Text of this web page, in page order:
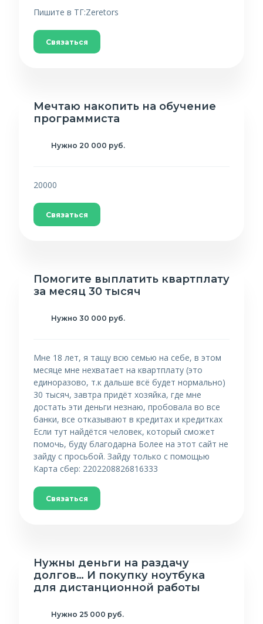
Пишите в ТГ:Zeretors
Связаться
Мечтаю накопить на обучение
программиста
Нужно 20 000 руб.
20000
Связаться
Помогите выплатить квартплату
за месяц 30 тысяч
Нужно 30 000 руб.
Мне 18 лет, я тащу всю семью на себе, в этом
месяце мне нехватает на квартплату (это
единоразово, т.к дальше всё будет нормально)
30 тысяч, завтра придёт хозяйка, где мне
достать эти деньги незнаю, пробовала во все
банки, все отказывают в кредитах и кредитках
Если тут найдётся человек, который сможет
помочь, буду благодарна Более на этот сайт не
зайду с просьбой. Зайду только с помощью
Карта сбер: 2202208826816333
Связаться
Нужны деньги на раздачу
долгов… И покупку ноутбука
для дистанционной работы
Нужно 25 000 руб.